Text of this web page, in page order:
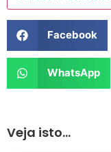
Facebook
WhatsApp
Veja isto...